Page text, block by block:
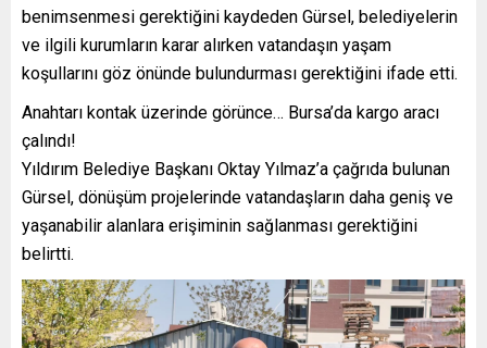
benimsenmesi gerektiğini kaydeden Gürsel, belediyelerin
ve ilgili kurumların karar alırken vatandaşın yaşam
koşullarını göz önünde bulundurması gerektiğini ifade etti.
Anahtarı kontak üzerinde görünce… Bursa’da kargo aracı
çalındı!
Yıldırım Belediye Başkanı Oktay Yılmaz’a çağrıda bulunan
Gürsel, dönüşüm projelerinde vatandaşların daha geniş ve
yaşanabilir alanlara erişiminin sağlanması gerektiğini
belirtti.